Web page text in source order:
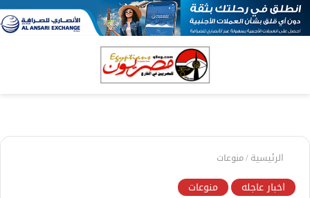
الرئيسية/منوعات
اخبار عاجله منوعات